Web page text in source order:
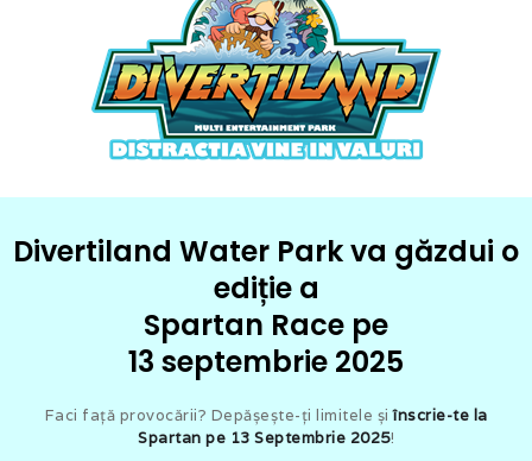
Divertiland Water Park va găzdui o
ediție a
Spartan Race pe
13 septembrie 2025
Faci faţă provocării? Depășește-ți limitele șiînscrie-te la
Spartan pe 13 Septembrie 2025!